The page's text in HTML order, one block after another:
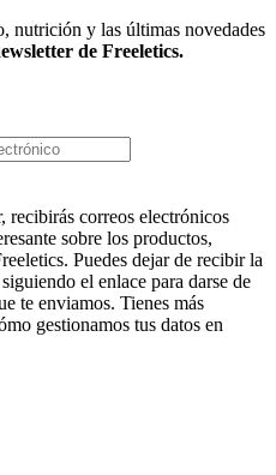
nutrición y las últimas novedades
de Freeletics.
recibirás correos electrónicos
sobre los productos,
Puedes dejar de recibir la
el enlace para darse de
te enviamos. Tienes más
gestionamos tus datos en